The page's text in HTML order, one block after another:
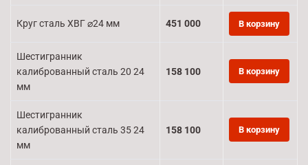
Круг сталь ХВГ ⌀24 мм 451 000 В корзину
Шестигранник
калиброванный сталь 20 24
мм
158 100 В корзину
Шестигранник
калиброванный сталь 35 24
мм
158 100 В корзину